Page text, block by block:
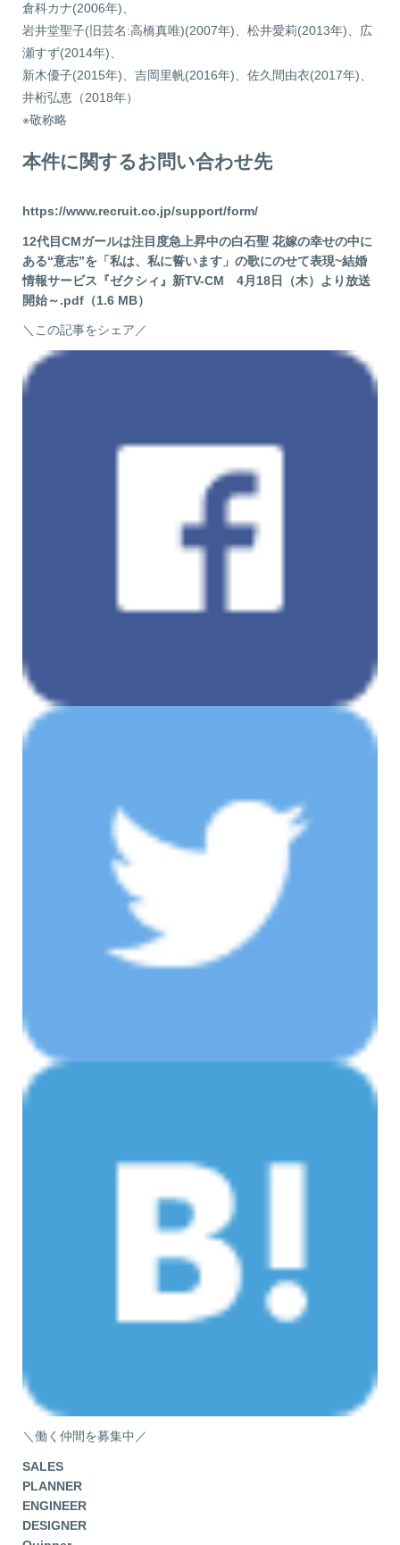
倉科カナ(2006年)、
岩井堂聖子(旧芸名:⾼橋真唯)(2007年)、松井愛莉(2013年)、広
瀬すず(2014年)、
新木優子(2015年)、吉岡里帆(2016年)、佐久間由衣(2017年)、
井桁弘恵（2018年）
※敬称略
本件に関するお問い合わせ先
https://www.recruit.co.jp/support/form/
12代目CMガールは注目度急上昇中の白石聖 花嫁の幸せの中に
ある“意志”を「私は、私に誓います」の歌にのせて表現~結婚
情報サービス『ゼクシィ』新TV-CM 4月18日（木）より放送
開始～.pdf（1.6 MB）
＼この記事をシェア／
＼働く仲間を募集中／
SALES
PLANNER
ENGINEER
DESIGNER